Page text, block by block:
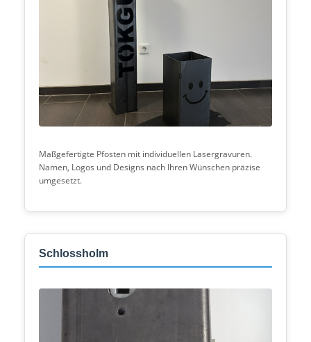
Maßgefertigte Pfosten mit individuellen Lasergravuren.
Namen, Logos und Designs nach Ihren Wünschen präzise
umgesetzt.
Schlossholm